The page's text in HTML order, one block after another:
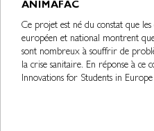
ANIMAFAC
Ce projet est né du constat que
européen et national montrent
sont nombreux à souffrir de
la crise sanitaire. En réponse à ce
Innovations for Students in Europe